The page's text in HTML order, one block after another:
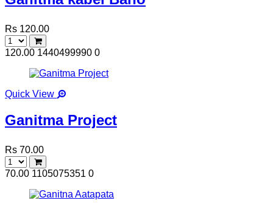
Rs 120.00
120.00 1440499990 0
Quick View
Ganitma Project
Rs 70.00
70.00 1105075351 0